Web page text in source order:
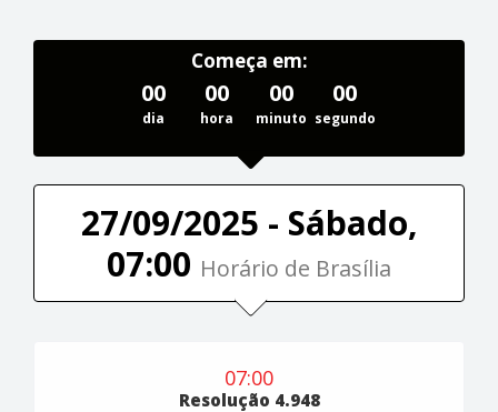
Começa em:
00
dia
00
hora
00
minuto
00
segundo
27/09/2025 - Sábado,
07:00 Horário de Brasília
07:00
Resolução 4.948